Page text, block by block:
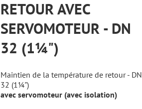
RETOUR AVEC
SERVOMOTEUR - DN
32 (1¼")
Maintien de la température de retour - DN
32 (1¼")
avec servomoteur (avec isolation)